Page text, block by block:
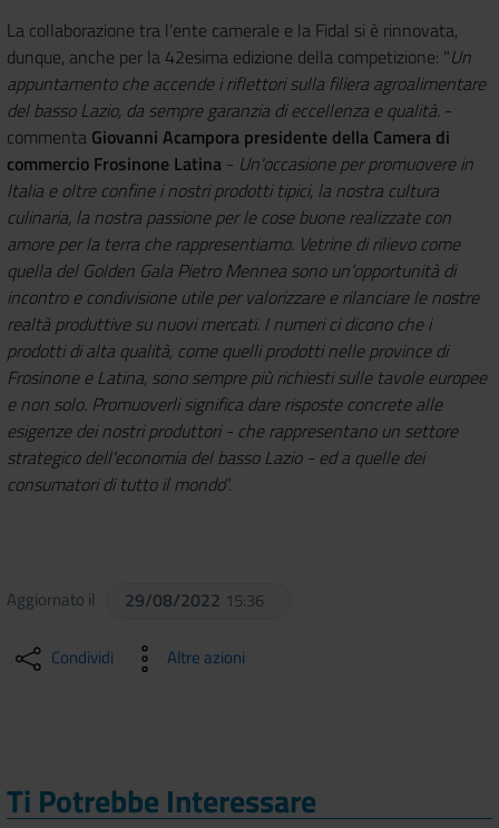
La collaborazione tra l’ente camerale e la Fidal si è rinnovata,
dunque, anche per la 42esima edizione della competizione: "Un
appuntamento che accende i riflettori sulla filiera agroalimentare
del basso Lazio, da sempre garanzia di eccellenza e qualità. -
commenta Giovanni Acampora presidente della Camera di
commercio Frosinone Latina - Un'occasione per promuovere in
Italia e oltre confine i nostri prodotti tipici, la nostra cultura
culinaria, la nostra passione per le cose buone realizzate con
amore per la terra che rappresentiamo. Vetrine di rilievo come
quella del Golden Gala Pietro Mennea sono un’opportunità di
incontro e condivisione utile per valorizzare e rilanciare le nostre
realtà produttive su nuovi mercati. I numeri ci dicono che i
prodotti di alta qualità, come quelli prodotti nelle province di
Frosinone e Latina, sono sempre più richiesti sulle tavole europee
e non solo. Promuoverli significa dare risposte concrete alle
esigenze dei nostri produttori - che rappresentano un settore
strategico dell'economia del basso Lazio - ed a quelle dei
consumatori di tutto il mondo”.
Aggiornato il 29/08/2022 15:36
Condividi Altre azioni
Ti Potrebbe Interessare